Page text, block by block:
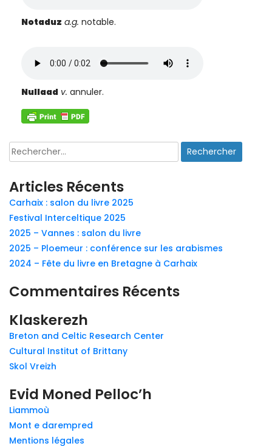
Notaduz a.g. notable.
Nullaad v. annuler.
Rechercher :
Articles Récents
Carhaix : salon du livre 2025
Festival Interceltique 2025
2025 – Vannes : salon du livre
2025 – Ploemeur : conférence sur les arabismes
2024 – Fête du livre en Bretagne à Carhaix
Commentaires Récents
Klaskerezh
Breton and Celtic Research Center
Cultural Institut of Brittany
Skol Vreizh
Evid Moned Pelloc’h
Liammoù
Mont e darempred
Mentions légales